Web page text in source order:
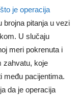
je operacija
brojna pitanja u vezi
U slučaju
meri pokrenuta i
zahvatu, koje
među pacijentima.
da je operacija